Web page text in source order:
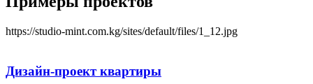
https://studio-mint.com.kg/sites/default/files/1_12.jpg
Дизайн-проектквартиры